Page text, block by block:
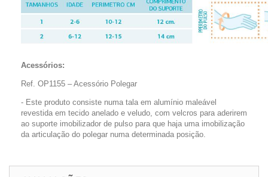
Acessórios:
Ref. OP1155 – Acessório Polegar
- Este produto consiste numa tala em alumínio maleável
revestida em tecido anelado e veludo, com velcros para aderirem
ao suporte imobilizador de pulso para que haja uma imobilização
da articulação do polegar numa determinada posição.